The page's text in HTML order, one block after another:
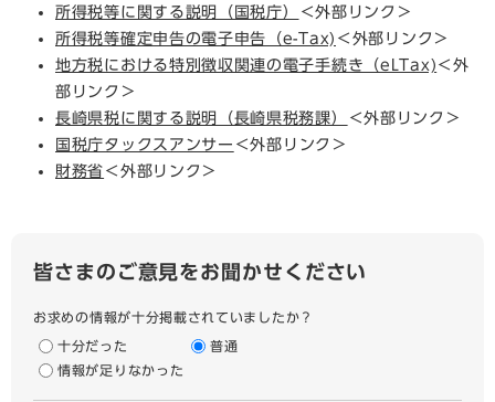
所得税等に関する説明（国税庁）
＜外部リンク＞
所得税等確定申告の電子申告（e-Tax) ＜外部リンク＞
地方税における特別徴収関連の電子手続き（eLTax) ＜外
部リンク＞
長崎県税に関する説明（長崎県税務課）
＜外部リンク＞
国税庁タックスアンサー ＜外部リンク＞
財務省 ＜外部リンク＞
皆さまのご意見をお聞かせください
お求めの情報が十分掲載されていましたか？
十分だった
普通
情報が足りなかった